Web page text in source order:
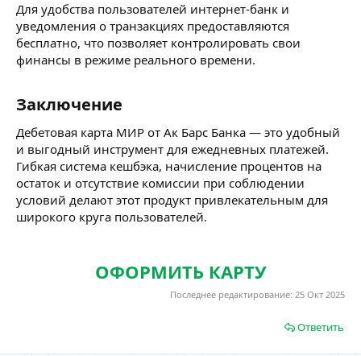
Для удобства пользователей интернет-банк и
уведомления о транзакциях предоставляются
бесплатно, что позволяет контролировать свои
финансы в режиме реального времени.
Заключение​
Дебетовая карта МИР от Ак Барс Банка — это удобный
и выгодный инструмент для ежедневных платежей.
Гибкая система кешбэка, начисление процентов на
остаток и отсутствие комиссии при соблюдении
условий делают этот продукт привлекательным для
широкого круга пользователей.
ОФОРМИТЬ КАРТУ
Последнее редактирование: 25 Окт 2025
Ответить